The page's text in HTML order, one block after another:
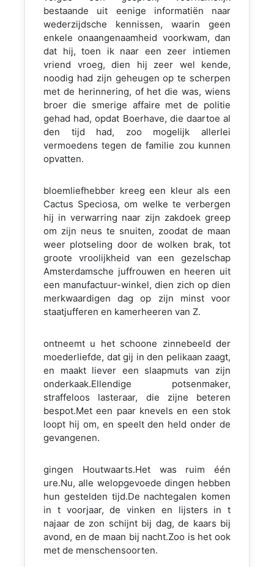
bestaande uit eenige informatiën naar
wederzijdsche kennissen, waarin geen
enkele onaangenaamheid voorkwam, dan
dat hij, toen ik naar een zeer intiemen
vriend vroeg, dien hij zeer wel kende,
noodig had zijn geheugen op te scherpen
met de herinnering, of het die was, wiens
broer die smerige affaire met de politie
gehad had, opdat Boerhave, die daartoe al
den tijd had, zoo mogelijk allerlei
vermoedens tegen de familie zou kunnen
opvatten.
bloemliefhebber kreeg een kleur als een
Cactus Speciosa, om welke te verbergen
hij in verwarring naar zijn zakdoek greep
om zijn neus te snuiten, zoodat de maan
weer plotseling door de wolken brak, tot
groote vroolijkheid van een gezelschap
Amsterdamsche juffrouwen en heeren uit
een manufactuur-winkel, dien zich op dien
merkwaardigen dag op zijn minst voor
staatjufferen en kamerheeren van Z.
ontneemt u het schoone zinnebeeld der
moederliefde, dat gij in den pelikaan zaagt,
en maakt liever een slaapmuts van zijn
onderkaak.Ellendige potsenmaker,
straffeloos lasteraar, die zijne beteren
bespot.Met een paar knevels en een stok
loopt hij om, en speelt den held onder de
gevangenen.
gingen Houtwaarts.Het was ruim één
ure.Nu, alle welopgevoede dingen hebben
hun gestelden tijd.De nachtegalen komen
in t voorjaar, de vinken en lijsters in t
najaar de zon schijnt bij dag, de kaars bij
avond, en de maan bij nacht.Zoo is het ook
met de menschensoorten.